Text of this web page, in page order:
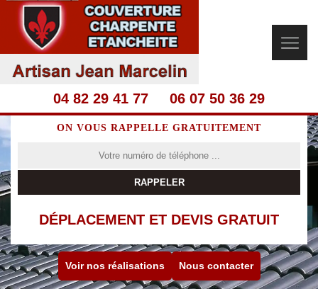
04 82 29 41 77 06 07 50 36 29
ON VOUS RAPPELLE GRATUITEMENT
DÉPLACEMENT ET DEVIS GRATUIT
Voir nos réalisations Nous contacter